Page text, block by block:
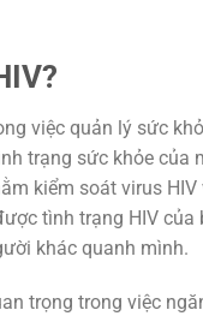
việc quản lý sức
trạng sức khỏe của
kiểm soát virus
tình trạng HIV
khác quanh mình.
trọng trong việc